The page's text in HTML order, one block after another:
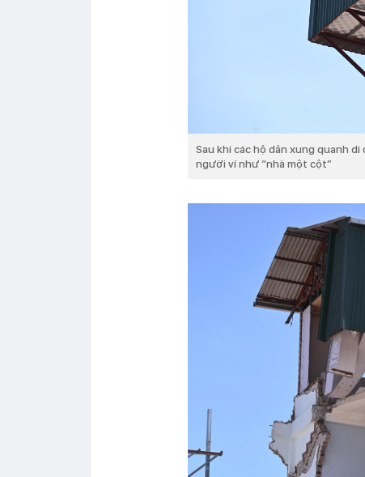
Sau khi các hộ dân xung quanh
người ví như “nhà một cột”